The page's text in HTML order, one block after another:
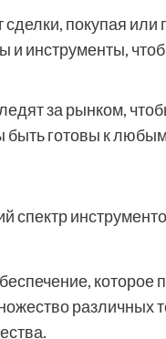
покупая или
инструменты,
за рынком,
быть готовы к
которое
различных